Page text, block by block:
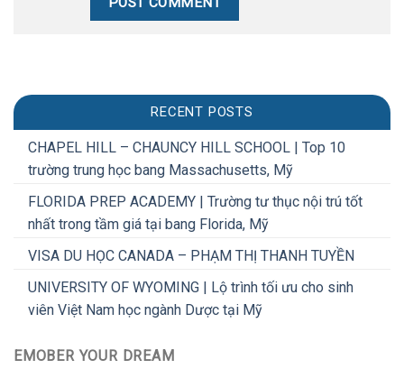
RECENT POSTS
CHAPEL HILL – CHAUNCY HILL SCHOOL | Top 10
trường trung học bang Massachusetts, Mỹ
FLORIDA PREP ACADEMY | Trường tư thục nội trú tốt
nhất trong tầm giá tại bang Florida, Mỹ
VISA DU HỌC CANADA – PHẠM THỊ THANH TUYỀN
UNIVERSITY OF WYOMING | Lộ trình tối ưu cho sinh
viên Việt Nam học ngành Dược tại Mỹ
EMOBER YOUR DREAM